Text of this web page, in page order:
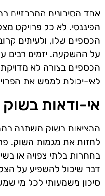
אחד הסיכונים המרכזיים
הפיננסי. לא כל פרויקט
הכספיים שלו, ולעיתים
על ההשקעה. יזמים רבים
הכספיים בצורה לא
לאי-יכולת לממש את
אי-ודאות בשוק
המציאות בשוק משתנה
לחזות את מגמות השוק.
בתחרות בלתי צפויה או
דבר שיכול להשפיע על
סיכון משמעותי לכל מי